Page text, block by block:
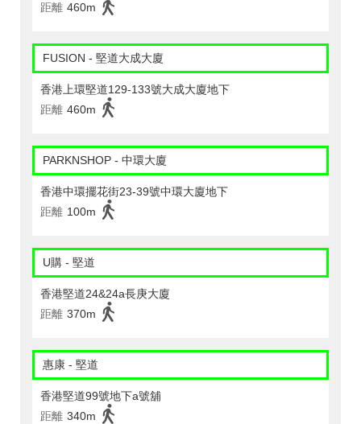
距離 460m
FUSION - 堅道大成大廈
香港上環堅道129-133號大成大廈地下
距離 460m
PARKNSHOP - 中環大廈
香港中環擺花街23-39號中環大廈地下
距離 100m
U購 - 堅道
香港堅道24&24a長庚大廈
距離 370m
惠康 - 堅道
香港堅道99號地下a號舖
距離 340m